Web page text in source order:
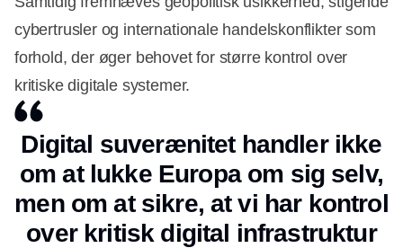
cybertrusler og internationale handelskonflikter som
forhold, der øger behovet for større kontrol over
kritiske digitale systemer.
Digital suverænitet handler ikke
om at lukke Europa om sig selv,
men om at sikre, at vi har kontrol
over kritisk digital infrastruktur